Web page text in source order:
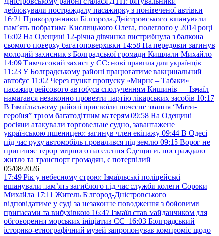
деблокували постраждалу пасажирку з понівеченої автівки
16:21 Прикордонники Білгорода-Дністровського вшанували
пам’ять побратима Кислицького Олега, полеглого у 2014 році
16:02 На Одещині 12-річна дівчинка вистрибнула з балкона
сьомого поверху багатоповерхівки 14:58 На передовій загинув
молодий захисник з Болградської громади Кишлали Михайло
14:09 Тимчасовий захист у ЄС: нові правила для українців
11:23 У Болградському районі працюватиме вакцинальний
автобус 11:02 Через пункт пропуску «Мирне – Табаки»
пасажир рейсового автобуса сполученням Кишинів — Ізмаїл
намагався незаконно провезти партію лікарських засобів 10:17
В Ізмаїльському районі присвоїли почесне звання “Мати-
героїня” трьом багатодітним матерям 09:58 На Одещині
росіяни атакували торговельне судно, завантажене
українською пшеницею: загинув член екіпажу 09:44 В Одесі
під час руху автомобіль провалився під землю 09:15 Ворог не
припиняє терор мирного населення Одещини: постраждало
житло та транспорт громадян, є потерпілий
05/08/2026
17:49 Рік у небесному строю: Ізмаїльські поліцейські
вшанували пам’ять загиблого під час служби колеги Сороки
Михайла 17:11 Житель Білгород-Дністровського
відповідатиме у суді за незаконне поводження з бойовими
припасами та вибухівкою 16:47 Ізмаїл став майданчиком для
обговорення морських ініціатив ЄС 16:03 Болградський
історико-етнографічний музей запропонував компроміс щодо